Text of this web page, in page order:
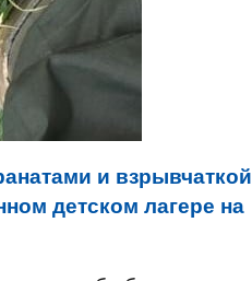
и взрывчаткой
детском лагере на